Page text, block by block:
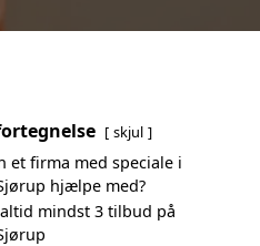
skjul
et firma med speciale i
hjælpe med?
mindst 3 tilbud på